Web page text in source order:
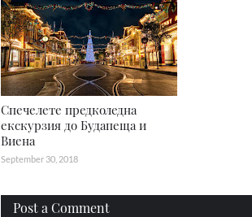
Спечелете предколедна
екскурзия до Будапеща и
Виена
September 30, 2018
Post a Comment